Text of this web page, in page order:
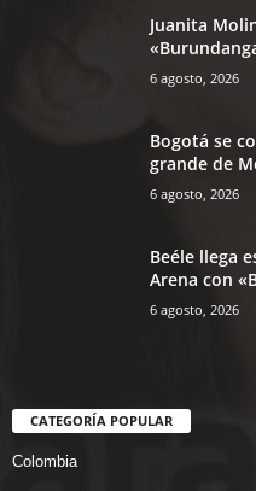
Juanita
6 agosto, 2026
Bogotá se
grande de
6 agosto, 2026
Beéle llega
Arena con
6 agosto, 2026
CATEGORÍA POPULAR
Colombia